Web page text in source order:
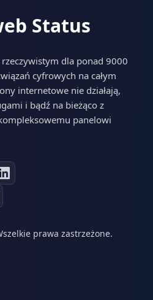
Status
dla ponad 9000
cyfrowych na całym
internetowe nie działają,
i bądź na bieżąco z
panelowi
prawa zastrzeżone.